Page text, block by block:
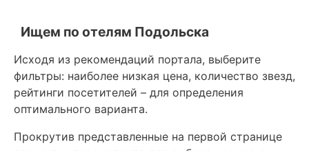
Ищем по отелям Подольска
Исходя из рекомендаций портала, выберите
фильтры: наиболее низкая цена, количество звезд,
рейтинги посетителей – для определения
оптимального варианта.
Прокрутив представленные на первой странице